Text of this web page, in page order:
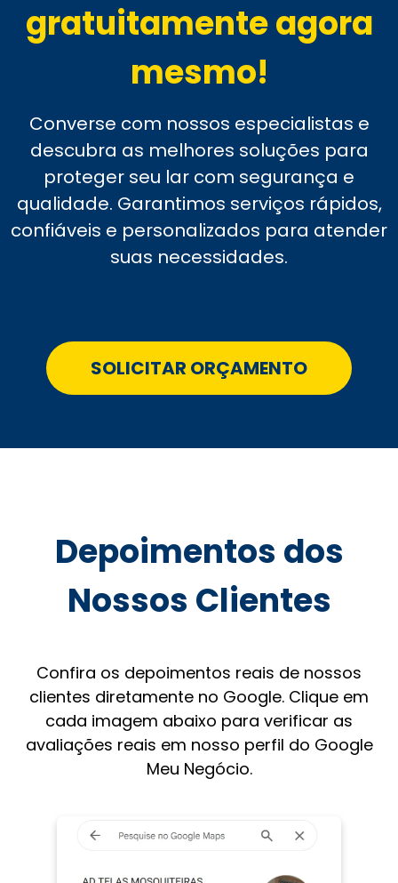
gratuitamente agora
mesmo!
Converse com nossos especialistas e
descubra as melhores soluções para
proteger seu lar com segurança e
qualidade. Garantimos serviços rápidos,
confiáveis e personalizados para atender
suas necessidades.
SOLICITAR ORÇAMENTO
Depoimentos dos
Nossos Clientes
Confira os depoimentos reais de nossos
clientes diretamente no Google. Clique em
cada imagem abaixo para verificar as
avaliações reais em nosso perfil do Google
Meu Negócio.